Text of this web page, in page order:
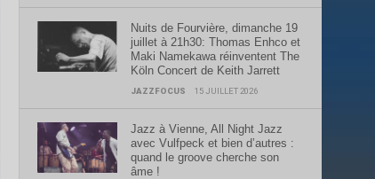
Nuits de Fourvière, dimanche 19
juillet à 21h30: Thomas Enhco et
Maki Namekawa réinventent The
Köln Concert de Keith Jarrett
JAZZFOCUS 15 JUILLET 2026
Jazz à Vienne, All Night Jazz
avec Vulfpeck et bien d’autres :
quand le groove cherche son
âme !